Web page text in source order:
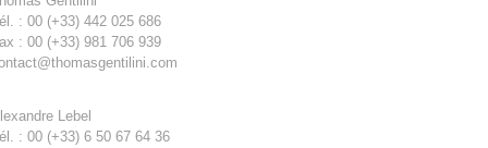
: 00 (+33) 442 025 686
: 00 (+33) 981 706 939
Lebel
: 00 (+33) 6 50 67 64 36